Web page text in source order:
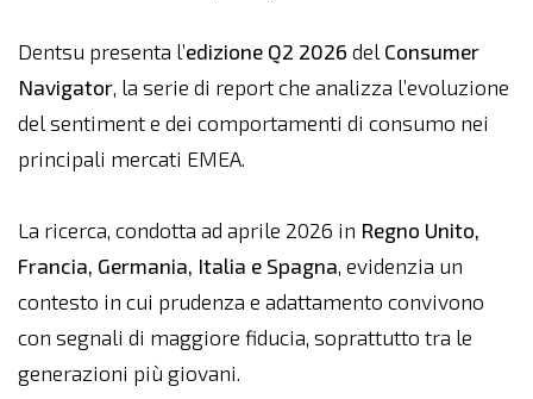
Dentsu presenta l’edizione Q2 2026 del Consumer
Navigator, la serie di report che analizza l’evoluzione
del sentiment e dei comportamenti di consumo nei
principali mercati EMEA.
La ricerca, condotta ad aprile 2026 in Regno Unito,
Francia, Germania, Italia e Spagna, evidenzia un
contesto in cui prudenza e adattamento convivono
con segnali di maggiore fiducia, soprattutto tra le
generazioni più giovani.